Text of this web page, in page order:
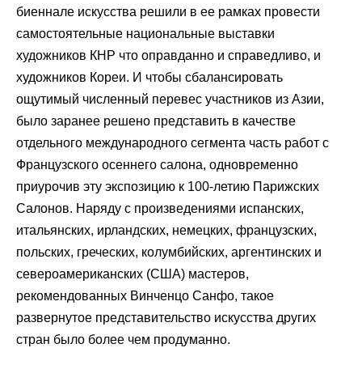
биеннале искусства решили в ее рамках провести
самостоятельные национальные выставки
художников КНР что оправданно и справедливо, и
художников Кореи. И чтобы сбалансировать
ощутимый численный перевес участников из Азии,
было заранее решено представить в качестве
отдельного международного сегмента часть работ с
Французского осеннего салона, одновременно
приурочив эту экспозицию к 100-летию Парижских
Салонов. Наряду с произведениями испанских,
итальянских, ирландских, немецких, французских,
польских, греческих, колумбийских, аргентинских и
североамериканских (США) мастеров,
рекомендованных Винченцо Санфо, такое
развернутое представительство искусства других
стран было более чем продуманно.